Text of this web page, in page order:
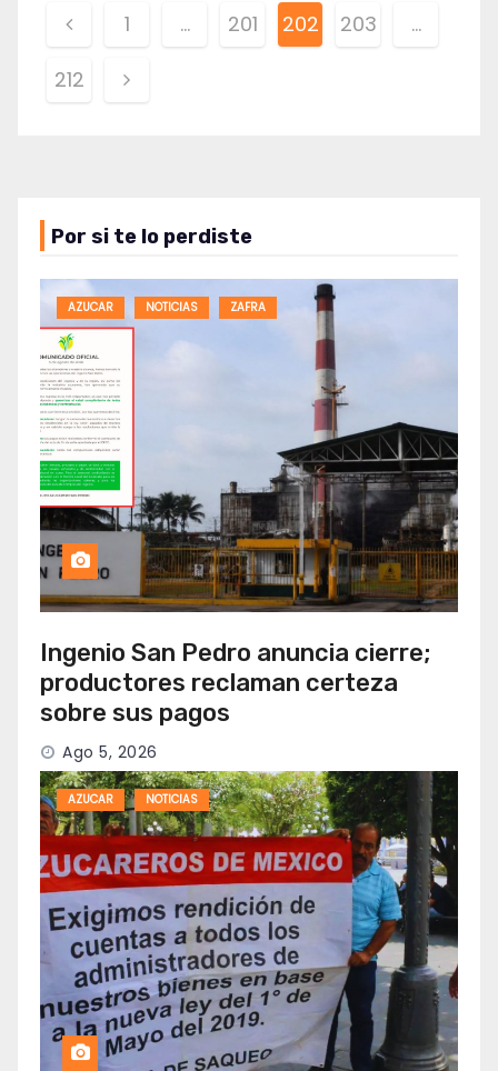
Paginación
de
entradas
1 … 201 202 203
…
212
Por si te lo perdiste
AZUCAR NOTICIAS ZAFRA
Ingenio San Pedro anuncia cierre;
productores reclaman certeza
sobre sus pagos
Ago 5, 2026
AZUCAR NOTICIAS